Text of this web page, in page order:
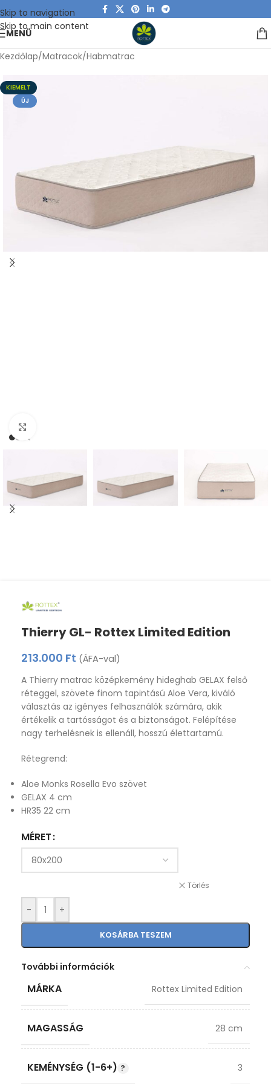
Skip to navigation
Skip to main content
MENÜ
Kezdőlap/Matracok/Habmatrac
KIEMELT
ÚJ
Thierry GL- Rottex Limited Edition
213.000 Ft (ÁFA-val)
A Thierry matrac középkemény hideghab GELAX felső
réteggel, szövete finom tapintású Aloe Vera, kiváló
választás az igényes felhasználók számára, akik
értékelik a tartósságot és a biztonságot. Felépítése
nagy terhelésnek is ellenáll, hosszú élettartamú.
Rétegrend:
Aloe Monks Rosella Evo szövet
GELAX 4 cm
HR35 22 cm
MÉRET
Törlés
- +
KOSÁRBA TESZEM
További információk
MÁRKA Rottex Limited Edition
MAGASSÁG 28 cm
KEMÉNYSÉG (1-6+) 3